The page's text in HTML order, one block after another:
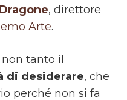
, direttore
Arte.
tanto il
di desiderare, che
perché non si fa